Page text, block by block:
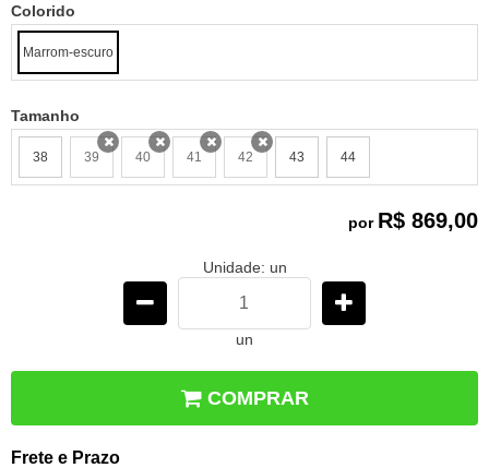
Colorido
Marrom-escuro
Tamanho
38 39x 40x 41x 42x 43 44
por R$ 869,00
Unidade: un
un
COMPRAR
Frete e Prazo